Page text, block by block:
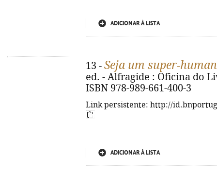
ADICIONAR À LISTA
13 - Seja um super-
ed. - Alfragide : Oficina do
ISBN 978-989-661-400-3
Link persistente: http://
ADICIONAR À LISTA